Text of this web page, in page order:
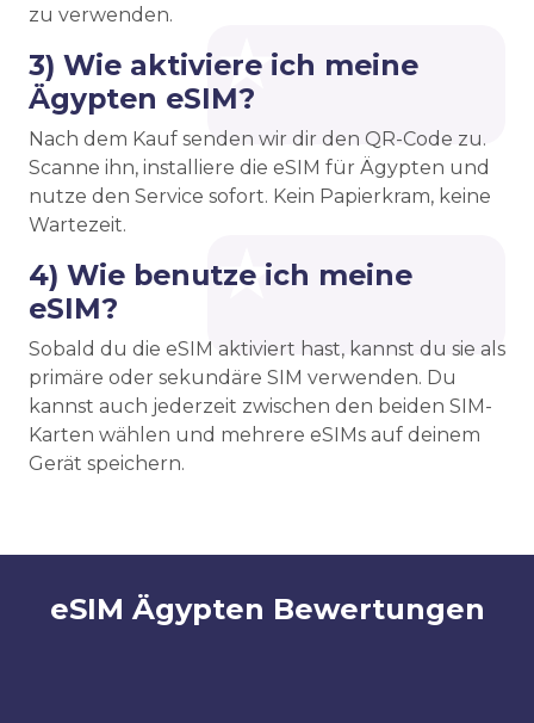
zu verwenden.
3) Wie aktiviere ich meine
Ägypten eSIM?
Nach dem Kauf senden wir dir den QR-Code zu.
Scanne ihn, installiere die eSIM für Ägypten und
nutze den Service sofort. Kein Papierkram, keine
Wartezeit.
4) Wie benutze ich meine
eSIM?
Sobald du die eSIM aktiviert hast, kannst du sie als
primäre oder sekundäre SIM verwenden. Du
kannst auch jederzeit zwischen den beiden SIM-
Karten wählen und mehrere eSIMs auf deinem
Gerät speichern.
eSIM Ägypten Bewertungen